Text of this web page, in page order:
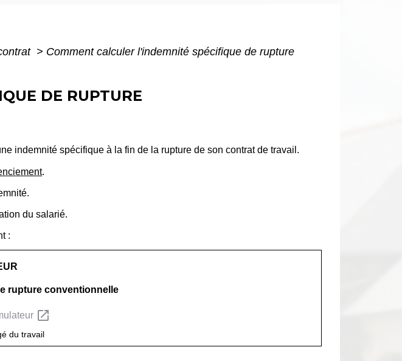
> Comment calculer l'indemnité spécifique de rupture
DE RUPTURE
indemnité spécifique à la fin de la rupture de son contrat de travail.
.
du salarié.
:
rupture conventionnelle
open_in_new
du travail